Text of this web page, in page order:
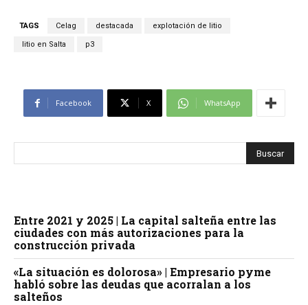
TAGS Celag destacada explotación de litio
litio en Salta p3
Facebook X WhatsApp
Entre 2021 y 2025 | La capital salteña entre las
ciudades con más autorizaciones para la
construcción privada
«La situación es dolorosa» | Empresario pyme
habló sobre las deudas que acorralan a los
salteños